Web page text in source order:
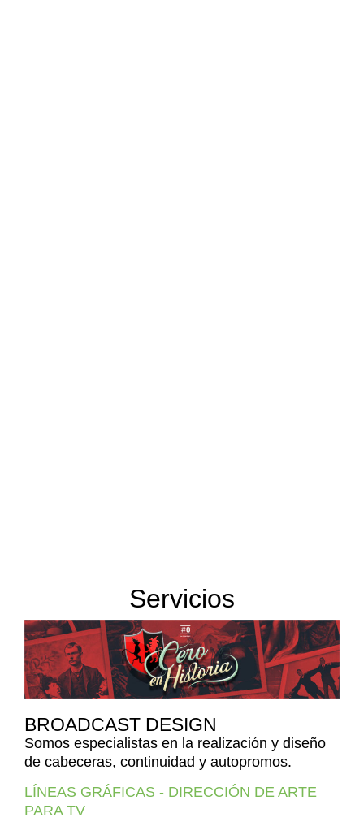
Servicios
BROADCAST DESIGN
Somos especialistas en la realización y diseño
de cabeceras, continuidad y autopromos.
LÍNEAS GRÁFICAS - DIRECCIÓN DE ARTE
PARA TV